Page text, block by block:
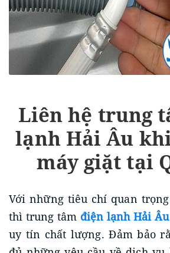
Liên hệ trung
lạnh Hải Âu
máy giặt tại
Với những tiêu chí quan
thì trung tâm điện lạnh Hải Âu
uy tín chất lượng. Đảm bảo